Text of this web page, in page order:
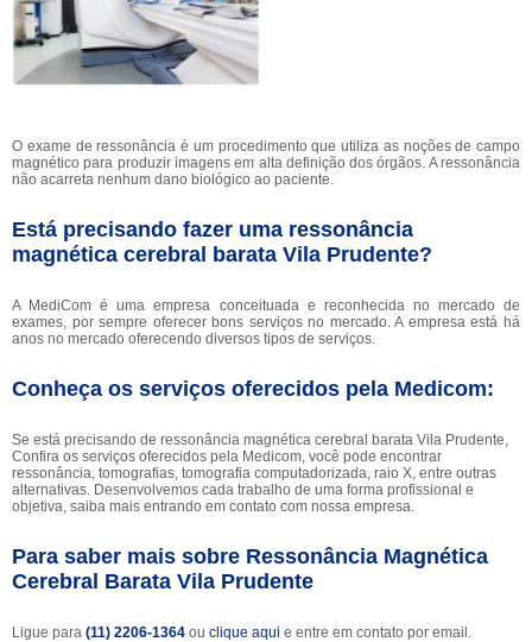
O exame de ressonância é um procedimento que utiliza as noções de campo
magnético para produzir imagens em alta definição dos órgãos. A ressonância
não acarreta nenhum dano biológico ao paciente.
Está precisando fazer uma ressonância
magnética cerebral barata Vila Prudente?
A MediCom é uma empresa conceituada e reconhecida no mercado de
exames, por sempre oferecer bons serviços no mercado. A empresa está há
anos no mercado oferecendo diversos tipos de serviços.
Conheça os serviços oferecidos pela Medicom:
Se está precisando de ressonância magnética cerebral barata Vila Prudente,
Confira os serviços oferecidos pela Medicom, você pode encontrar
ressonância, tomografias, tomografia computadorizada, raio X, entre outras
alternativas. Desenvolvemos cada trabalho de uma forma profissional e
objetiva, saiba mais entrando em contato com nossa empresa.
Para saber mais sobre Ressonância Magnética
Cerebral Barata Vila Prudente
Ligue para (11) 2206-1364 ou clique aqui e entre em contato por email.